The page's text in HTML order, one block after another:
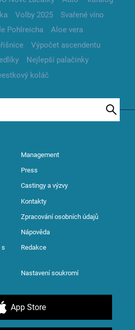
Volby 2025
Svařené víno
Pohlreicha
Aloe vera
Výpočet ascendentu
Nejlepší palačinky
koláč
Management
Press
Castingy a výzvy
Kontakty
Zpracování osobních údajů
Nápověda
s
Redakce
Nastavení soukromí
App Store